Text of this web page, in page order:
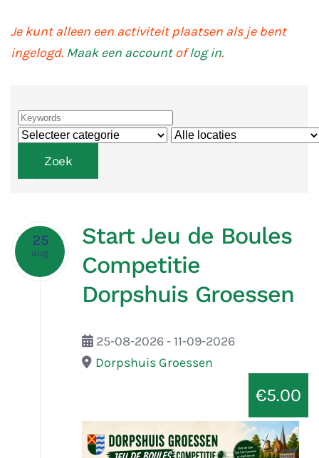
Je kunt alleen een activiteit plaatsen als je bent
ingelogd. Maak een accountoflog in.
25
aug
Start Jeu de Boules
Competitie
Dorpshuis Groessen
25-08-2026 - 11-09-2026
Dorpshuis Groessen
€5.00